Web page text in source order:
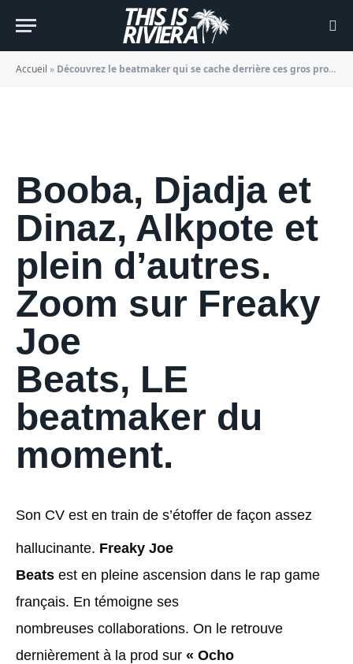
Accueil » Découvrez le beatmaker qui se cache derrière ces gros projets…
BY JADE MORGANE BLOGGER 20/01/2022
Booba, Djadja et
Dinaz, Alkpote et
plein d’autres.
Zoom sur Freaky
Joe
Beats, LE
beatmaker du
moment.
Son CV est en train de s’étoffer de façon assez
hallucinante. Freaky Joe
Beats est en pleine ascension dans le rap game
français. En témoigne ses
nombreuses collaborations. On le retrouve
dernièrement à la prod sur « Ocho